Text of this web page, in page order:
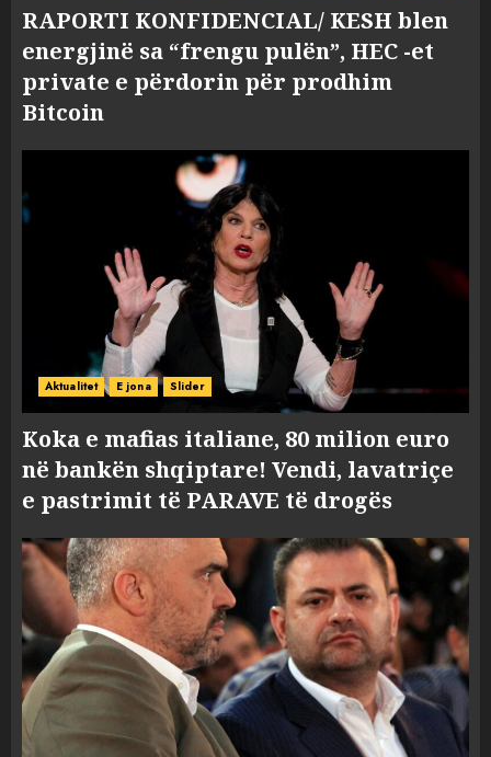
RAPORTI KONFIDENCIAL/ KESH blen
energjinë sa “frengu pulën”, HEC -et
private e përdorin për prodhim
Bitcoin
Aktualitet E jona Slider
Koka e mafias italiane, 80 milion euro
në bankën shqiptare! Vendi, lavatriçe
e pastrimit të PARAVE të drogës